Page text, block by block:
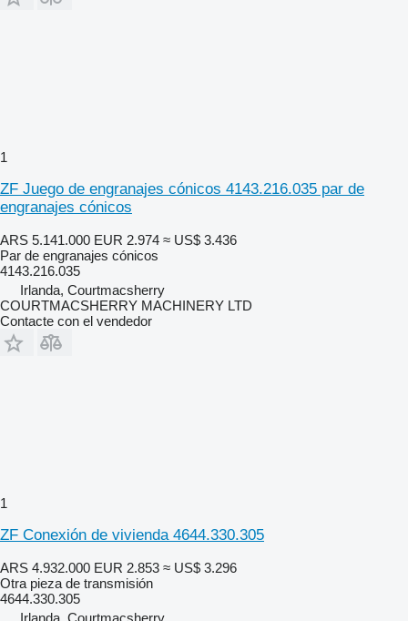
1
ZF Juego de engranajes cónicos 4143.216.035 par de
engranajes cónicos
ARS 5.141.000 EUR 2.974 ≈ US$ 3.436
Par de engranajes cónicos
4143.216.035
Irlanda, Courtmacsherry
COURTMACSHERRY MACHINERY LTD
Contacte con el vendedor
1
ZF Conexión de vivienda 4644.330.305
ARS 4.932.000 EUR 2.853 ≈ US$ 3.296
Otra pieza de transmisión
4644.330.305
Irlanda, Courtmacsherry